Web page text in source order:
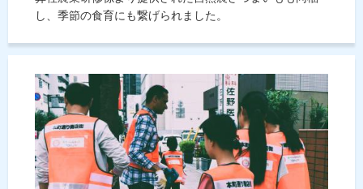
し、季節の食育にも繋げられました。